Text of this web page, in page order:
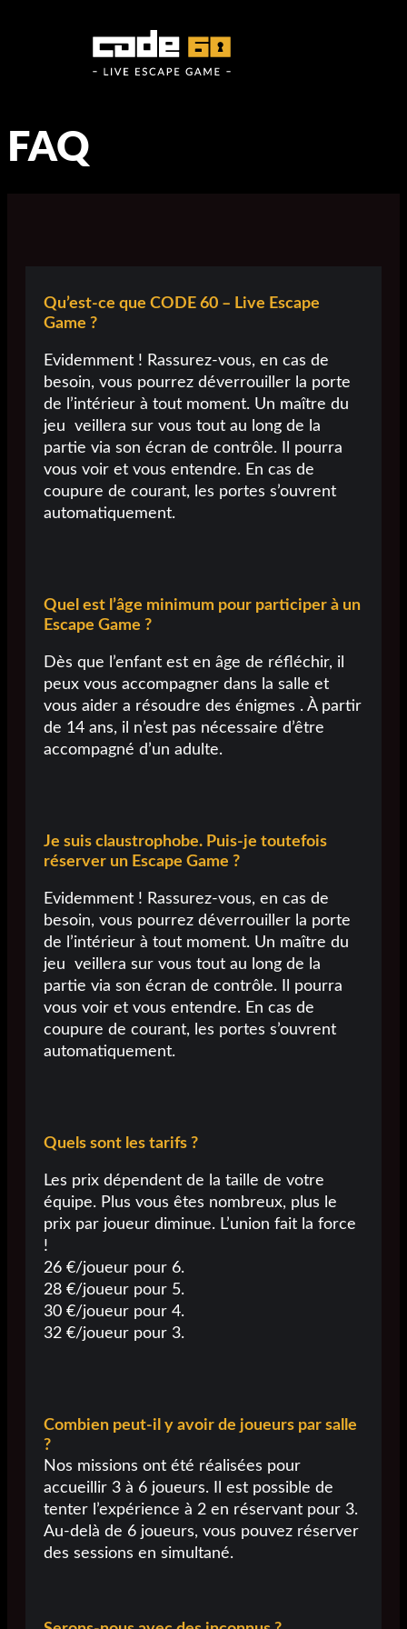
FAQ
Qu’est-ce que CODE 60 – Live Escape
Game ?
Evidemment ! Rassurez-vous, en cas de
besoin, vous pourrez déverrouiller la porte
de l’intérieur à tout moment. Un maître du
jeu veillera sur vous tout au long de la
partie via son écran de contrôle. Il pourra
vous voir et vous entendre. En cas de
coupure de courant, les portes s’ouvrent
automatiquement.
Quel est l’âge minimum pour participer à un
Escape Game ?
Dès que l’enfant est en âge de réfléchir, il
peux vous accompagner dans la salle et
vous aider a résoudre des énigmes . À partir
de 14 ans, il n’est pas nécessaire d’être
accompagné d’un adulte.
Je suis claustrophobe. Puis-je toutefois
réserver un Escape Game ?
Evidemment ! Rassurez-vous, en cas de
besoin, vous pourrez déverrouiller la porte
de l’intérieur à tout moment. Un maître du
jeu veillera sur vous tout au long de la
partie via son écran de contrôle. Il pourra
vous voir et vous entendre. En cas de
coupure de courant, les portes s’ouvrent
automatiquement.
Quels sont les tarifs ?
Les prix dépendent de la taille de votre
équipe. Plus vous êtes nombreux, plus le
prix par joueur diminue. L’union fait la force
!
26 €/joueur pour 6.
28 €/joueur pour 5.
30 €/joueur pour 4.
32 €/joueur pour 3.
Combien peut-il y avoir de joueurs par salle
?
Nos missions ont été réalisées pour
accueillir 3 à 6 joueurs. Il est possible de
tenter l’expérience à 2 en réservant pour 3.
Au-delà de 6 joueurs, vous pouvez réserver
des sessions en simultané.